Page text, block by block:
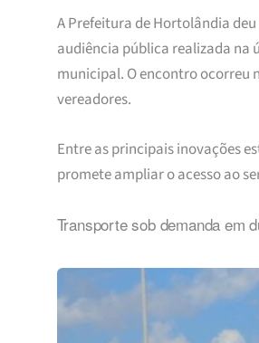
A Prefeitura de Hortolândia
audiência pública realizada na
municipal. O encontro ocorreu
vereadores.
Entre as principais inovações
promete ampliar o acesso ao
Transporte sob demanda em